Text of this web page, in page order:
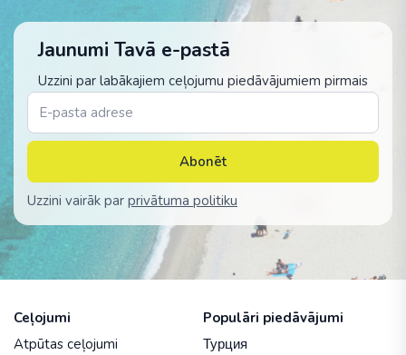
Jaunumi Tavā e-pastā
Uzzini par labākajiem ceļojumu piedāvājumiem pirmais
Abonēt
Uzzini vairāk par privātuma politiku
Ceļojumi
Atpūtas ceļojumi
Populāri piedāvājumi
Турция